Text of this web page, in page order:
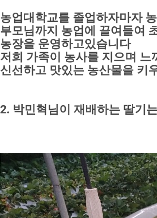
농업대학교를 졸업하자마자
부모님까지 농업에 끌여들여
농장을 운영하고있습니다
저희 가족이 농사를 지으며
신선하고 맛있는 농산물을 키
2. 박민혁님이 재배하는 딸기